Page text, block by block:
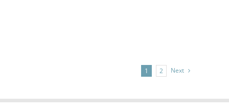
1 2 Next